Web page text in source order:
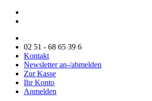
02 51 - 68 65 39 6
Kontakt
Newsletter an-/abmelden
Zur Kasse
Ihr Konto
Anmelden